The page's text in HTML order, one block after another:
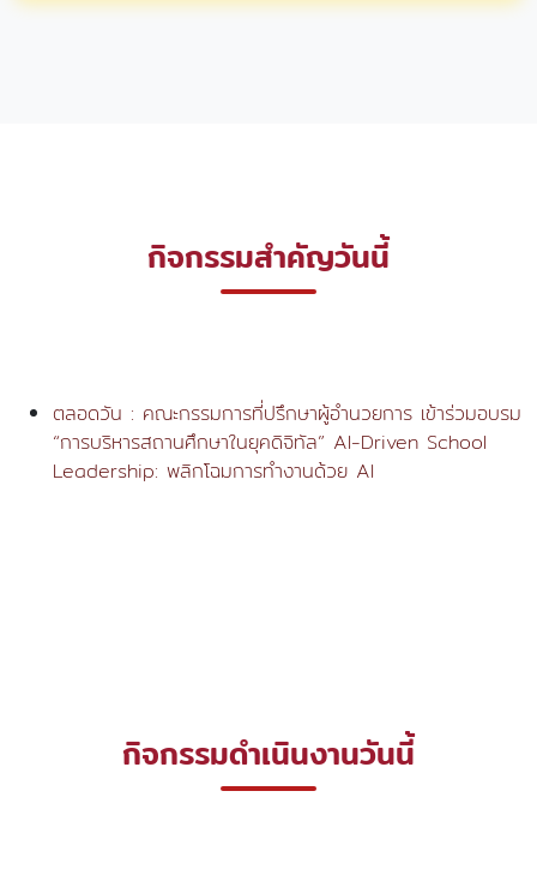
กิจกรรมสำคัญวันนี้
ตลอดวัน : คณะกรรมการที่ปรึกษาผู้อำนวยการ เข้าร่วมอบรม
“การบริหารสถานศึกษาในยุคดิจิทัล” AI-Driven School
Leadership: พลิกโฉมการทำงานด้วย AI
กิจกรรมดำเนินงานวันนี้